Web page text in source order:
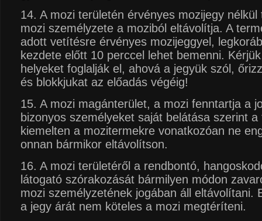
14. A mozi területén érvényes mozijegy
mozi személyzete a moziból eltávolítja. A
adott vetítésre érvényes mozijeggyel,
kezdete előtt 10 perccel lehet bemenni.
helyeket foglalják el, ahová a jegyük szól,
és blokkjukat az előadás végéig!
15. A mozi magánterület, a mozi fenntartja a
bizonyos személyeket saját belátása szerint
kiemelten a mozitermekre vonatkozóan ne
onnan bármikor eltávolítson.
16. A mozi területéről a rendbontó,
látogató szórakozását bármilyen módon
mozi személyzetének jogában áll eltávolítani.
a jegy árát nem köteles a mozi megtéríteni.